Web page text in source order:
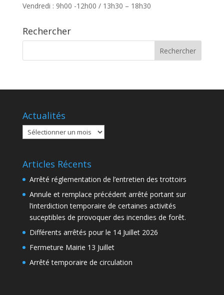
Vendredi : 9h00 -12h00 / 13h30 – 18h30
Rechercher
Actualités
Actualités
Articles Récents
Arrêté réglementation de l’entretien des trottoirs
Annule et remplace précédent arrêté portant sur
l’interdiction temporaire de certaines activités
suceptibles de provoquer des incendies de forêt.
Différents arrêtés pour le 14 Juillet 2026
Fermeture Mairie 13 Juillet
Arrêté temporaire de circulation